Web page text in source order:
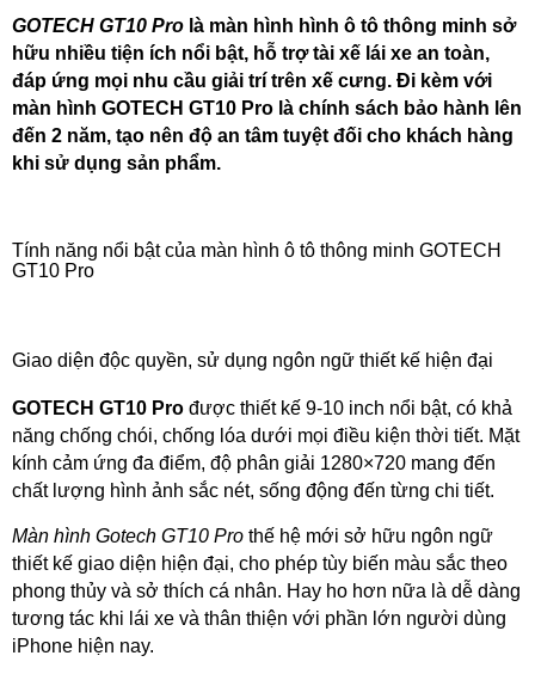
GOTECH GT10 Pro là màn hình hình ô tô thông minh sở
hữu nhiều tiện ích nổi bật, hỗ trợ tài xế lái xe an toàn,
đáp ứng mọi nhu cầu giải trí trên xế cưng. Đi kèm với
màn hình GOTECH GT10 Pro là chính sách bảo hành lên
đến 2 năm, tạo nên độ an tâm tuyệt đối cho khách hàng
khi sử dụng sản phẩm.
Tính năng nổi bật của màn hình ô tô thông minh GOTECH
GT10 Pro
Giao diện độc quyền, sử dụng ngôn ngữ thiết kế hiện đại
GOTECH GT10 Pro được thiết kế 9-10 inch nổi bật, có khả
năng chống chói, chống lóa dưới mọi điều kiện thời tiết. Mặt
kính cảm ứng đa điểm, độ phân giải 1280×720 mang đến
chất lượng hình ảnh sắc nét, sống động đến từng chi tiết.
Màn hình Gotech GT10 Pro thế hệ mới sở hữu ngôn ngữ
thiết kế giao diện hiện đại, cho phép tùy biến màu sắc theo
phong thủy và sở thích cá nhân. Hay ho hơn nữa là dễ dàng
tương tác khi lái xe và thân thiện với phần lớn người dùng
iPhone hiện nay.